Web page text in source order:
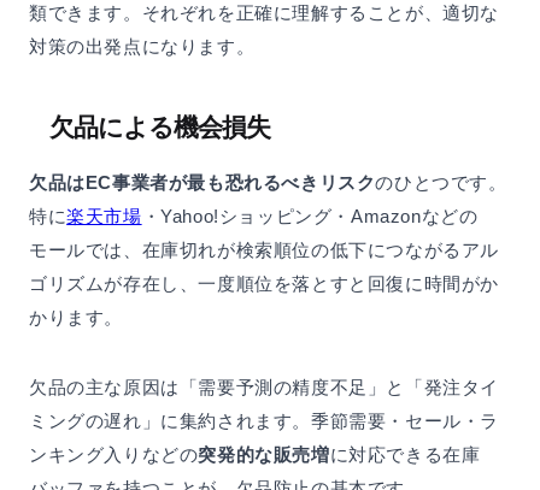
類できます。それぞれを正確に理解することが、適切な
対策の出発点になります。
欠品による機会損失
欠品はEC事業者が最も恐れるべきリスクのひとつです。
特に楽天市場 ・Yahoo!ショッピング・Amazonなどの
モールでは、在庫切れが検索順位の低下につながるアル
ゴリズムが存在し、一度順位を落とすと回復に時間がか
かります。
欠品の主な原因は「需要予測の精度不足」と「発注タイ
ミングの遅れ」に集約されます。季節需要・セール・ラ
ンキング入りなどの突発的な販売増に対応できる在庫